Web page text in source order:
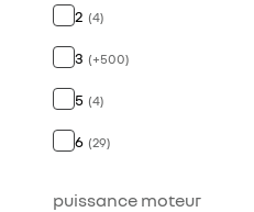
2 (4)
3 (+500)
5 (4)
6 (29)
puissance moteur